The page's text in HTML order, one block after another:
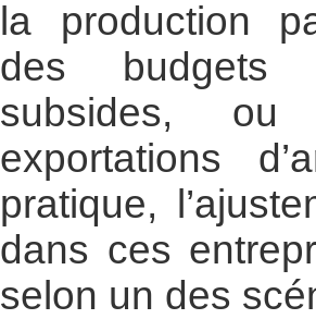
la production
des budgets
subsides,
exportations
pratique,
dans ces
selon un des